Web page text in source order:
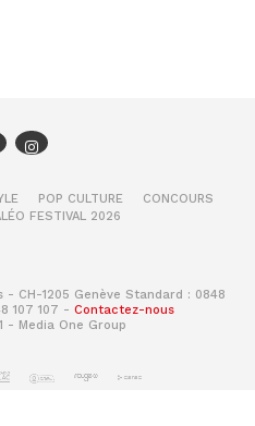
POP CULTURE
CONCOURS
FESTIVAL 2026
- CH-1205 Genève Standard : 0848
107 107 - Contactez-nous
- Media One Group